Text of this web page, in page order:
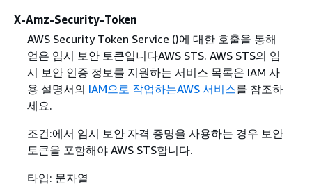
X-Amz-Security-Token
AWS Security Token Service ()에 대한 호출을 통해
얻은 임시 보안 토큰입니다AWS STS. AWS STS의 임
시 보안 인증 정보를 지원하는 서비스 목록은 IAM 사
용 설명서의 IAM으로 작업하는AWS 서비스를 참조하
세요.
조건:에서 임시 보안 자격 증명을 사용하는 경우 보안
토큰을 포함해야 AWS STS합니다.
타입: 문자열